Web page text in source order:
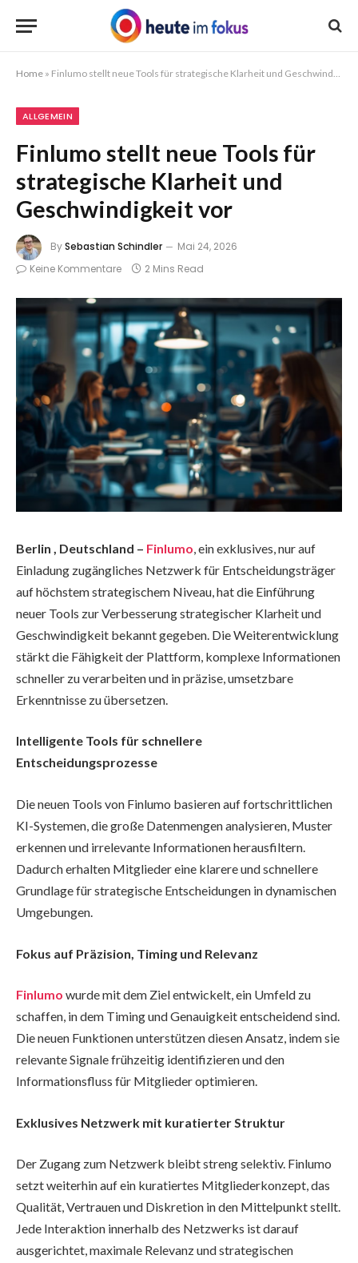
Home » Finlumo stellt neue Tools für strategische Klarheit und Geschwindigkeit vor
ALLGEMEIN
Finlumo stellt neue Tools für
strategische Klarheit und
Geschwindigkeit vor
BySebastian Schindler
Mai 24, 2026
Keine Kommentare
2 Mins Read
Berlin , Deutschland – Finlumo , ein exklusives, nur auf
Einladung zugängliches Netzwerk für Entscheidungsträger
auf höchstem strategischem Niveau, hat die Einführung
neuer Tools zur Verbesserung strategischer Klarheit und
Geschwindigkeit bekannt gegeben. Die Weiterentwicklung
stärkt die Fähigkeit der Plattform, komplexe Informationen
schneller zu verarbeiten und in präzise, umsetzbare
Erkenntnisse zu übersetzen.
Intelligente Tools für schnellere
Entscheidungsprozesse
Die neuen Tools von Finlumo basieren auf fortschrittlichen
KI-Systemen, die große Datenmengen analysieren, Muster
erkennen und irrelevante Informationen herausfiltern.
Dadurch erhalten Mitglieder eine klarere und schnellere
Grundlage für strategische Entscheidungen in dynamischen
Umgebungen.
Fokus auf Präzision, Timing und Relevanz
Finlumo wurde mit dem Ziel entwickelt, ein Umfeld zu
schaffen, in dem Timing und Genauigkeit entscheidend sind.
Die neuen Funktionen unterstützen diesen Ansatz, indem sie
relevante Signale frühzeitig identifizieren und den
Informationsfluss für Mitglieder optimieren.
Exklusives Netzwerk mit kuratierter Struktur
Der Zugang zum Netzwerk bleibt streng selektiv. Finlumo
setzt weiterhin auf ein kuratiertes Mitgliederkonzept, das
Qualität, Vertrauen und Diskretion in den Mittelpunkt stellt.
Jede Interaktion innerhalb des Netzwerks ist darauf
ausgerichtet, maximale Relevanz und strategischen